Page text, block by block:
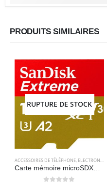
PRODUITS SIMILAIRES
RUPTURE DE STOCK
ACCESSOIRES DE TÉLÉPHONE, ELECTRONIQUES
Carte mémoire microSDXC de 128 Go avec adaptateur SD, A2, jusqu’à 160 Mo/s – SanDisk Extreme